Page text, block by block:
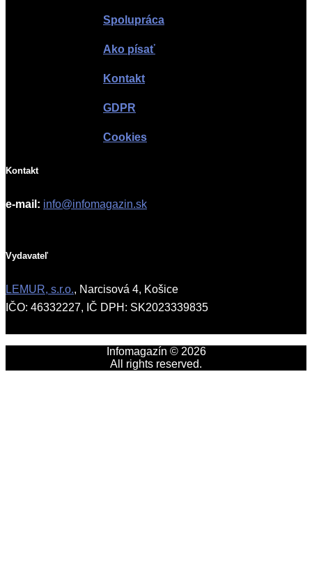
Spolupráca
Ako písať
Kontakt
GDPR
Cookies
Kontakt
e-mail: info@infomagazin.sk
Vydavateľ
LEMUR, s.r.o., Narcisová 4, Košice
IČO: 46332227, IČ DPH: SK2023339835
Infomagazín © 2026
All rights reserved.